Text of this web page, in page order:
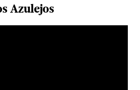
Azulejos